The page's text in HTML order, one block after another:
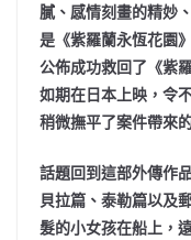
膩、感情刻畫的精妙
是《紫羅蘭永恆花園
公佈成功救回了《紫
如期在日本上映，令
稍微撫平了案件帶來
話題回到這部外傳作
貝拉篇、泰勒篇以及
髮的小女孩在船上，